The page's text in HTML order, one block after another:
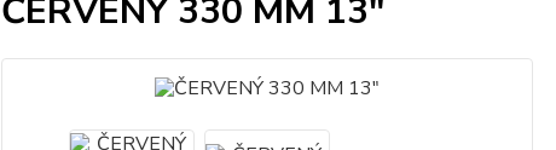
ČERVENÝ 330 MM 13"